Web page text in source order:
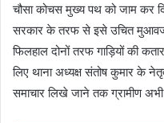
चौसा कोचस मुख्य पथ को जाम कर
सरकार के तरफ से इसे उचित मुआवजा
फिलहाल दोनों तरफ गाड़ियों की
लिए थाना अध्यक्ष संतोष कुमार के
समाचार लिखे जाने तक ग्रामीण